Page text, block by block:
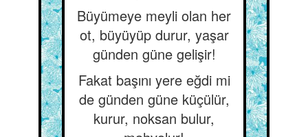
Büyümeye meyli olan her
ot, büyüyüp durur, yaşar
günden güne gelişir!
Fakat başını yere eğdi mi
de günden güne küçülür,
kurur, noksan bulur,